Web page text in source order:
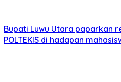
Bupati Luwu Utara paparkan
POLTEKIS di hadapan